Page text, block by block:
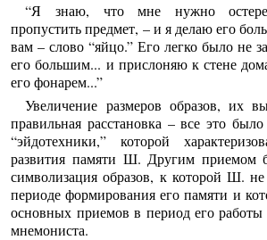
“Я знаю, что мне нужно
пропустить предмет, – и я делаю его
вам – слово “яйцо.” Его легко было не
его большим... и прислоняю к стене
его фонарем...”
Увеличение размеров образов, их
правильная расстановка – все это
“эйдотехники,” которой
развития памяти Ш. Другим приемом
символизация образов, к которой Ш.
периоде формирования его памяти и
основных приемов в период его работы
мнемониста.